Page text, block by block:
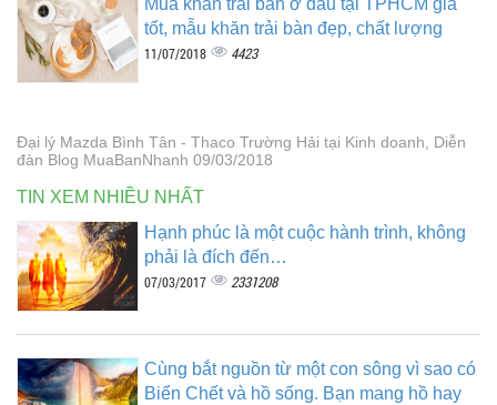
Mua khăn trải bàn ở đâu tại TPHCM giá
tốt, mẫu khăn trải bàn đẹp, chất lượng
11/07/2018 4423
Đại lý Mazda Bình Tân - Thaco Trường Hải tại Kinh doanh, Diễn
đàn Blog MuaBanNhanh 09/03/2018
TIN XEM NHIỀU NHẤT
Hạnh phúc là một cuộc hành trình, không
phải là đích đến…
07/03/2017 2331208
Cùng bắt nguồn từ một con sông vì sao có
Biển Chết và hồ sống. Bạn mang hồ hay